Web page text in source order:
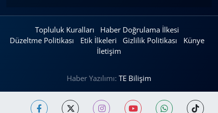
Topluluk Kuralları
Haber Doğrulama İlkesi
Düzeltme Politikası
Etik İlkeleri Gizlilik Politikası
Künye
İletişim
Haber Yazılımı: TE Bilişim